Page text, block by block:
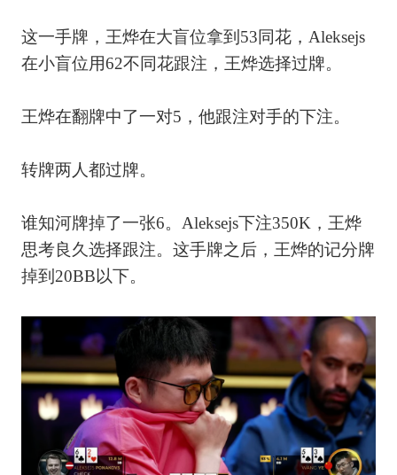
这一手牌，王烨在大盲位拿到53同花，Aleksejs
在小盲位用62不同花跟注，王烨选择过牌。
王烨在翻牌中了一对5，他跟注对手的下注。
转牌两人都过牌。
谁知河牌掉了一张6。Aleksejs下注350K，王烨
思考良久选择跟注。这手牌之后，王烨的记分牌
掉到20BB以下。